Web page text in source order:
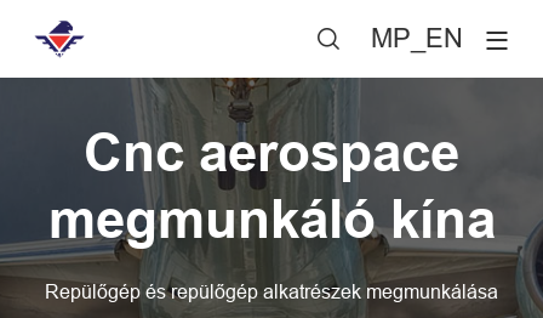
 MP_EN
Cnc aerospace
megmunkáló kína
Repülőgép és repülőgép alkatrészek megmunkálása